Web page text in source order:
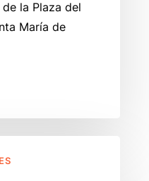
la Plaza del
María de